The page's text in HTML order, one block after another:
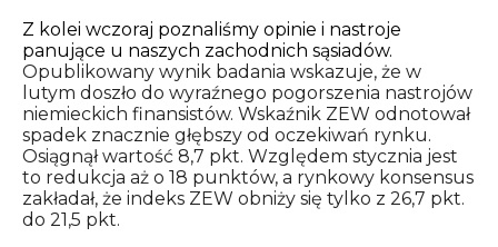
Z kolei wczoraj poznaliśmy opinie i nastroje
panujące u naszych zachodnich sąsiadów.
Opublikowany wynik badania wskazuje, że w
lutym doszło do wyraźnego pogorszenia nastrojów
niemieckich finansistów. Wskaźnik ZEW odnotował
spadek znacznie głębszy od oczekiwań rynku.
Osiągnął wartość 8,7 pkt. Względem stycznia jest
to redukcja aż o 18 punktów, a rynkowy konsensus
zakładał, że indeks ZEW obniży się tylko z 26,7 pkt.
do 21,5 pkt.